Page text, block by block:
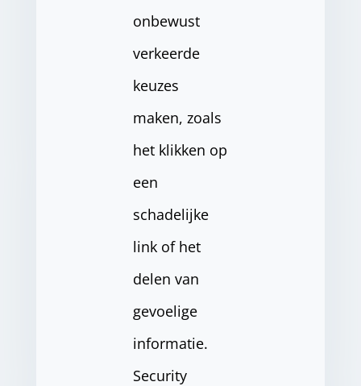
onbewust
verkeerde
keuzes
maken, zoals
het klikken op
een
schadelijke
link of het
delen van
gevoelige
informatie.
Security